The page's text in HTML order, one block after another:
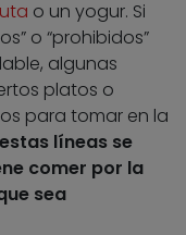
o un yogur. Si
o “prohibidos”
algunas
platos o
para tomar en la
líneas se
comer por la
sea